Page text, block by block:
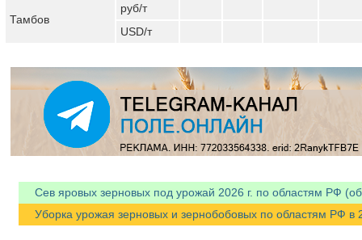
Тамбов
руб/т
USD/т
Сев яровых зерновых под урожай 2026 г. по областям РФ
Уборка урожая зерновых и зернобобовых по областям РФ в